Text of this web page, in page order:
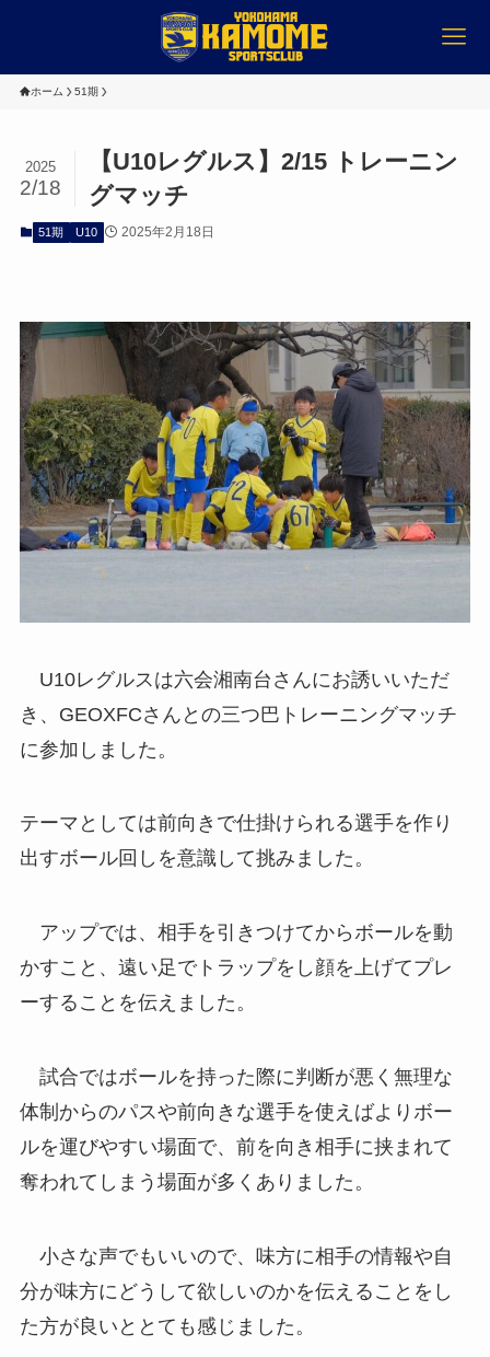
ホーム 51期
【U10レグルス】2/15 トレーニン
グマッチ
2025
2/18
51期 U10 2025年2月18日
U10レグルスは六会湘南台さんにお誘いいただ
き、GEOXFCさんとの三つ巴トレーニングマッチ
に参加しました。
テーマとしては前向きで仕掛けられる選手を作り
出すボール回しを意識して挑みました。
アップでは、相手を引きつけてからボールを動
かすこと、遠い足でトラップをし顔を上げてプレ
ーすることを伝えました。
試合ではボールを持った際に判断が悪く無理な
体制からのパスや前向きな選手を使えばよりボー
ルを運びやすい場面で、前を向き相手に挟まれて
奪われてしまう場面が多くありました。
小さな声でもいいので、味方に相手の情報や自
分が味方にどうして欲しいのかを伝えることをし
た方が良いととても感じました。